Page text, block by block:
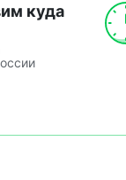
куда